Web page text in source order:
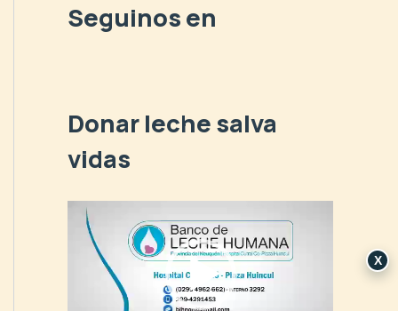
Seguinos en
Donar leche salva
vidas
X